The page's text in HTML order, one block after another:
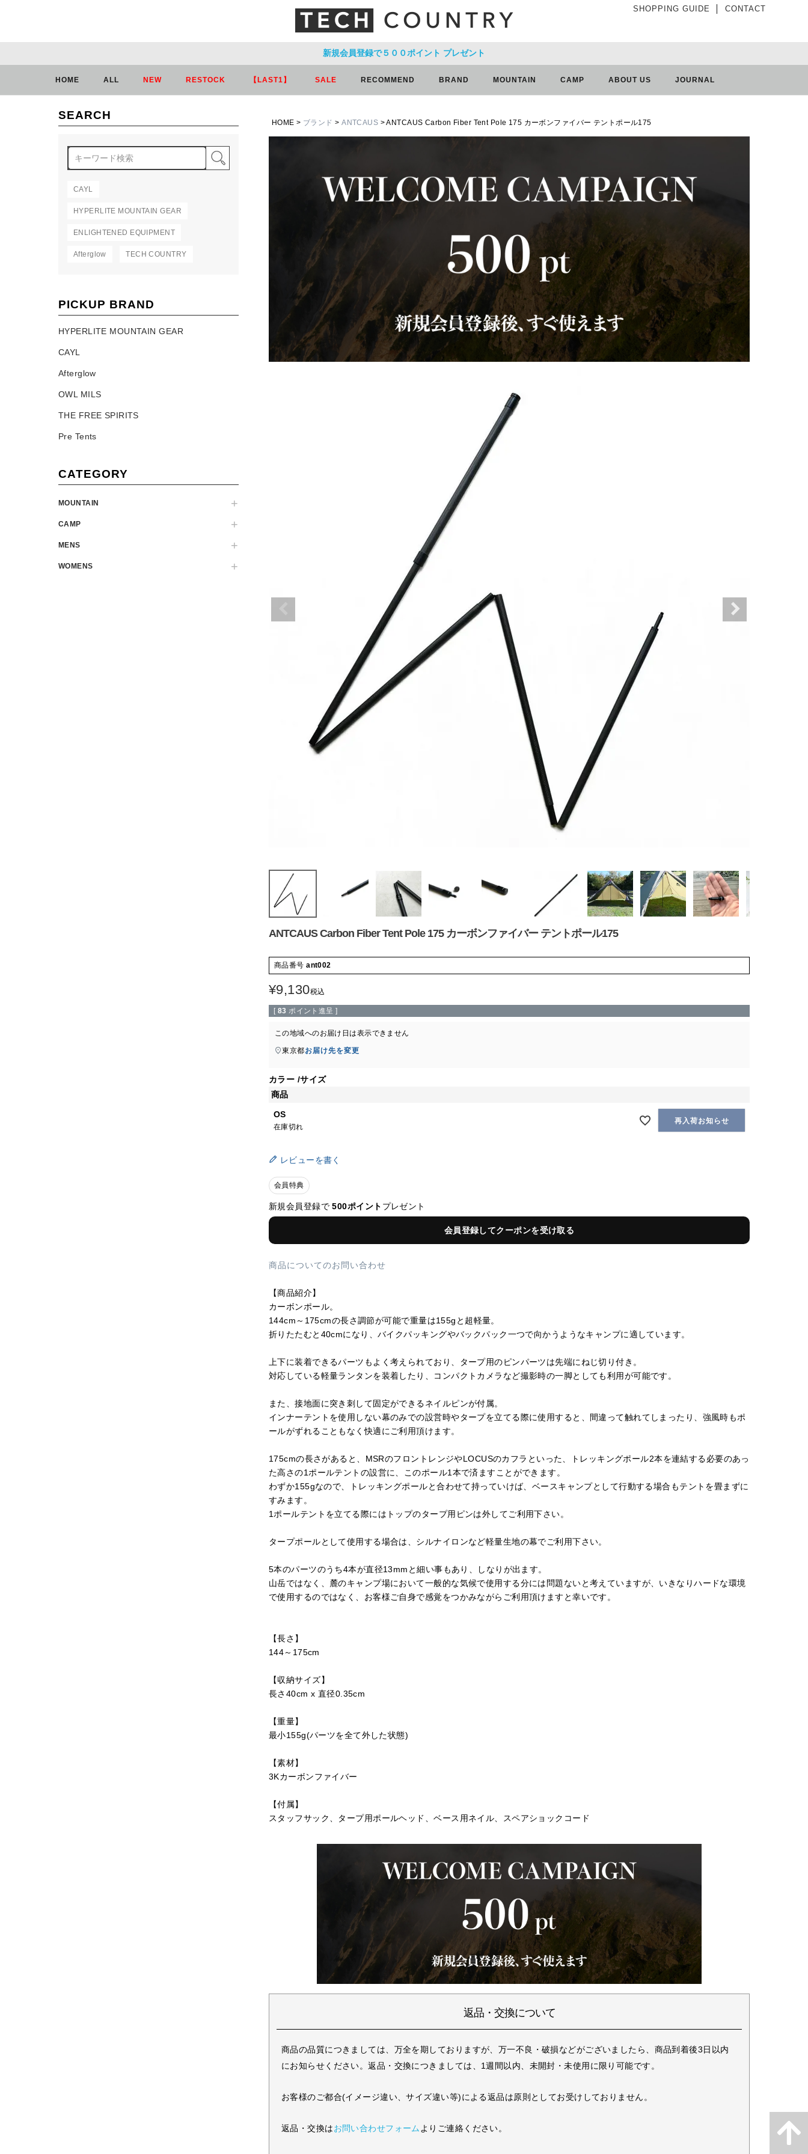
SHOPPING GUIDE CONTACT
新規会員登録で５００ポイント プレゼント
HOME ALL NEW RESTOCK 【LAST1】 SALE RECOMMEND BRAND MOUNTAIN CAMP ABOUT US JOURNAL
SEARCH
CAYL
HYPERLITE MOUNTAIN GEAR
ENLIGHTENED EQUIPMENT
Afterglow TECH COUNTRY
PICKUP BRAND
HYPERLITE MOUNTAIN GEAR
CAYL
Afterglow
OWL MILS
THE FREE SPIRITS
Pre Tents
CATEGORY
MOUNTAIN
CAMP
MENS
WOMENS
HOME ブランド ANTCAUS ANTCAUS Carbon Fiber Tent Pole 175 カーボンファイバー テントポール175
ANTCAUS Carbon Fiber Tent Pole 175 カーボンファイバー テントポール175
商品番号 ant002
¥9,130税込
[ 83 ポイント進呈 ]
この地域へのお届け日は表示できません
東京都お届け先を変更
カラー サイズ
商品
OS
在庫切れ
再入荷お知らせ
レビューを書く
会員特典
新規会員登録で500ポイント プレゼント
会員登録してクーポンを受け取る
商品についてのお問い合わせ
【商品紹介】
カーボンポール。
144cm～175cmの長さ調節が可能で重量は155gと超軽量。
折りたたむと40cmになり、バイクパッキングやバックパック一つで向かうようなキャンプに適しています。
上下に装着できるパーツもよく考えられており、タープ用のピンパーツは先端にねじ切り付き。
対応している軽量ランタンを装着したり、コンパクトカメラなど撮影時の一脚としても利用が可能です。
また、接地面に突き刺して固定ができるネイルピンが付属。
インナーテントを使用しない幕のみでの設営時やタープを立てる際に使用すると、間違って触れてしまったり、強風時もポ
ールがずれることもなく快適にご利用頂けます。
175cmの長さがあると、MSRのフロントレンジやLOCUSのカフラといった、トレッキングポール2本を連結する必要のあっ
た高さの1ポールテントの設営に、このポール1本で済ますことができます。
わずか155gなので、トレッキングポールと合わせて持っていけば、ベースキャンプとして行動する場合もテントを畳まずに
すみます。
1ポールテントを立てる際にはトップのタープ用ピンは外してご利用下さい。
タープポールとして使用する場合は、シルナイロンなど軽量生地の幕でご利用下さい。
5本のパーツのうち4本が直径13mmと細い事もあり、しなりが出ます。
山岳ではなく、麓のキャンプ場において一般的な気候で使用する分には問題ないと考えていますが、いきなりハードな環境
で使用するのではなく、お客様ご自身で感覚をつかみながらご利用頂けますと幸いです。
【長さ】
144～175cm
【収納サイズ】
長さ40cm x 直径0.35cm
【重量】
最小155g(パーツを全て外した状態)
【素材】
3Kカーボンファイバー
【付属】
スタッフサック、タープ用ポールヘッド、ベース用ネイル、スペアショックコード
返品・交換について
商品の品質につきましては、万全を期しておりますが、万一不良・破損などがございましたら、商品到着後3日以内
にお知らせください。返品・交換につきましては、1週間以内、未開封・未使用に限り可能です。
お客様のご都合(イメージ違い、サイズ違い等)による返品は原則としてお受けしておりません。
返品・交換はお問い合わせフォームよりご連絡ください。